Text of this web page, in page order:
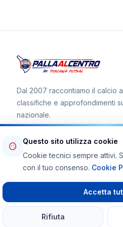
Dal 2007 raccontiamo il calcio
classifiche e approfondimenti
nazionale.
Canale WhatsApp
Telegram Toscana Futsal
© 2026 Palla al
Questo sito utilizza cookie
Cookie tecnici sempre attivi.
con il tuo consenso. Cookie
Accetta
Rifiuta